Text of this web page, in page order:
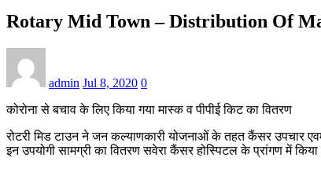
Rotary Mid Town – Distribution Of
admin Jul 8, 2020 0
कोरोना से बचाव के लिए किया गया मास्‍क व पीपीई किट का वितरण
रोटरी मिड टाउन ने जन कल्याणकारी योजनाओं के तहत कैंसर उपचार
इन उपयोगी सामग्री का वितरण सवेरा कैंसर होस्पिटल के प्रांगण में